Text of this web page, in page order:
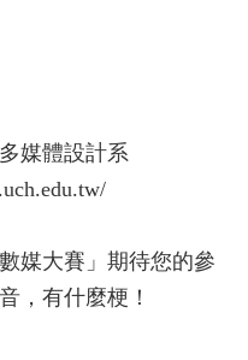
媒體設計系
媒大賽」期待您的參
，有什麼梗！